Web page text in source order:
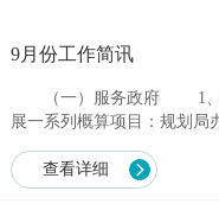
9月份工作简讯
（一）服务政府 1、本
展一系列概算项目：规划局
整饰...查看详细